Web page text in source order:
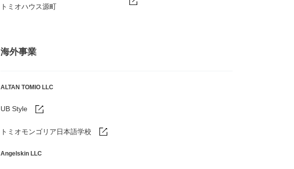
トミオハウス源町
海外事業
ALTAN TOMIO LLC
UB Style
トミオモンゴリア日本語学校
Angelskin LLC